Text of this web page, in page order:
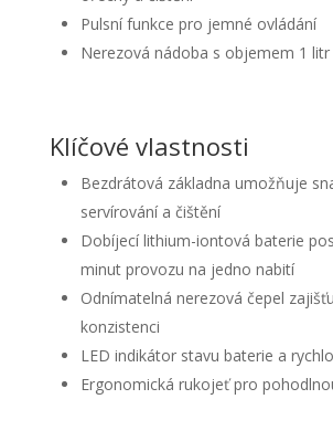
Pulsní funkce pro jemné ovládání
Nerezová nádoba s objemem 1 litr
Klíčové vlastnosti
Bezdrátová základna umožňuje
servírování a čištění
Dobíjecí lithium-iontová baterie
minut provozu na jedno nabití
Odnímatelná nerezová čepel
konzistenci
LED indikátor stavu baterie a
Ergonomická rukojeť pro